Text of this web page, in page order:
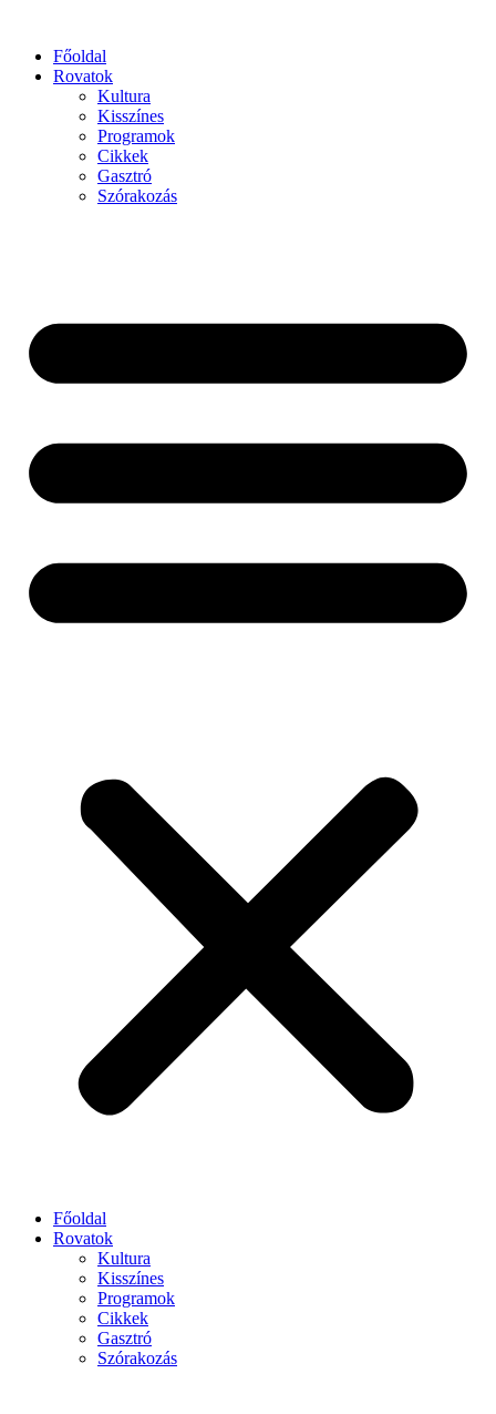
Főoldal
Rovatok
Kultura
Kisszínes
Programok
Cikkek
Gasztró
Szórakozás
Főoldal
Rovatok
Kultura
Kisszínes
Programok
Cikkek
Gasztró
Szórakozás